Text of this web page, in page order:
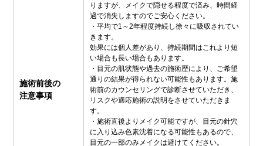
施術前後の
注意事項
りますが、メイクで隠せる程度で済み、時間経
過で消失しますのでご安心ください。
・平均で1～2年程度持続し徐々に吸収されてい
きます。
効果には個人差があり、持続期間はこれより短
い場合も長い場合もあります。
・目元の肌状態や過去の施術歴により、ご希望
通りの結果が得られない可能性もあります。施
術前のカウンセリングで診断させていただき、
リスクや適応施術の説明をさせていただきま
す。
・施術直後よりメイク可能ですが、目元の針穴
に入り込み色素沈着になる可能性もあるので、
目元の一部のみメイクは避けてください。